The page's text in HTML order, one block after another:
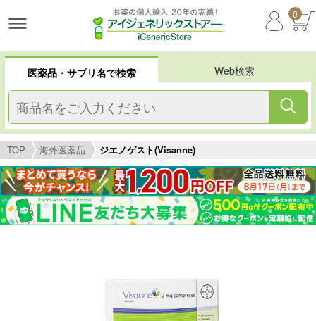
0
医薬品・サプリ名で検索 Web検索
TOP 海外医薬品 ジエノゲスト(Visanne)